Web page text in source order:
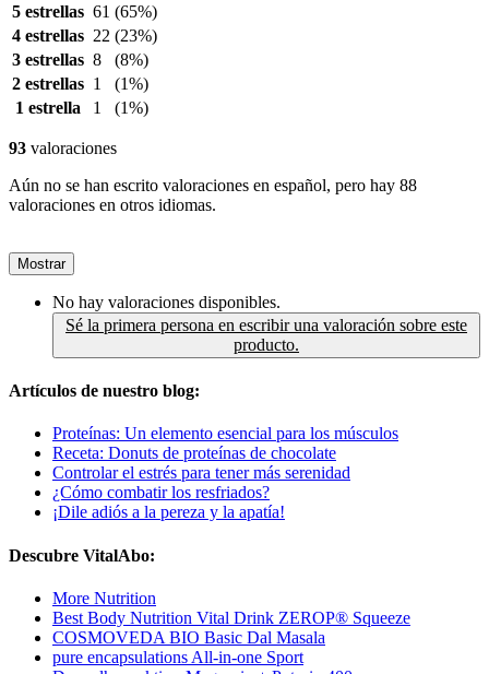
5 estrellas 61 (65%)
4 estrellas 22 (23%)
3 estrellas 8
(8%)
2 estrellas 1
(1%)
1 estrella
1 (1%)
93 valoraciones
Aún no se han escrito valoraciones en español, pero hay 88
valoraciones en otros idiomas.
Mostrar
No hay valoraciones disponibles.
Sé la primera persona en escribir una valoración sobre este
producto.
Artículos de nuestro blog:
Proteínas: Un elemento esencial para los músculos
Receta: Donuts de proteínas de chocolate
Controlar el estrés para tener más serenidad
¿Cómo combatir los resfriados?
¡Dile adiós a la pereza y la apatía!
Descubre VitalAbo:
More Nutrition
Best Body Nutrition Vital Drink ZEROP® Squeeze
COSMOVEDA BIO Basic Dal Masala
pure encapsulations All-in-one Sport